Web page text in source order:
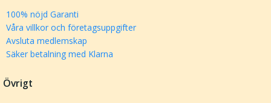
100% nöjd Garanti
Våra villkor och företagsuppgifter
Avsluta medlemskap
Säker betalning med Klarna
Övrigt